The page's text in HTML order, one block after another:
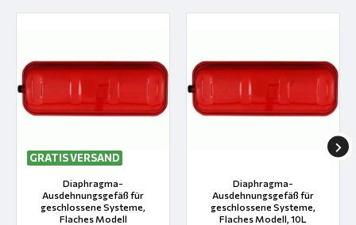
GRATIS VERSAND
Diaphragma-
Ausdehnungsgefäß für
geschlossene Systeme,
Flaches Modell
Diaphragma-
Ausdehnungsgefäß für
geschlossene Systeme,
Flaches Modell, 10L